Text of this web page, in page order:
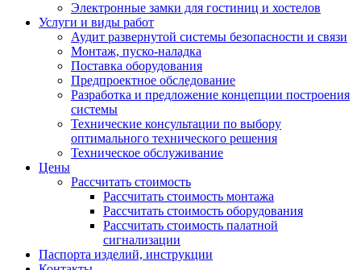
Электронные замки для гостиниц и хостелов
Услуги и виды работ
Аудит развернутой системы безопасности и связи
Монтаж, пуско-наладка
Поставка оборудования
Предпроектное обследование
Разработка и предложение концепции построения
системы
Технические консультации по выбору
оптимального технического решения
Техническое обслуживание
Цены
Рассчитать стоимость
Рассчитать стоимость монтажа
Рассчитать стоимость оборудования
Рассчитать стоимость палатной
сигнализации
Паспорта изделий, инструкции